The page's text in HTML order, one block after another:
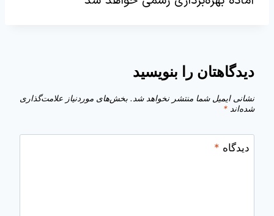
دیدگاهتان را بنویسید
نشانی ایمیل شما منتشر نخواهد شد. بخش‌های موردنیاز علامت‌گذاری
شده‌اند *
دیدگاه *